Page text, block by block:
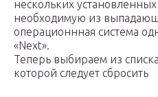
нескольких
необходимую из
операционнная система
«Next».
Теперь выбираем из
которой следует сбросить